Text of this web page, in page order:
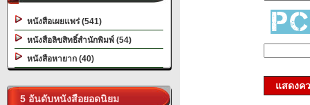
หนังสือเผยแพร่ (541)
หนังสือลิขสิทธิ์สำนักพิมพ์ (54)
หนังสือหายาก (40)
5 อันดับหนังสือยอดนิยม
แสดงค